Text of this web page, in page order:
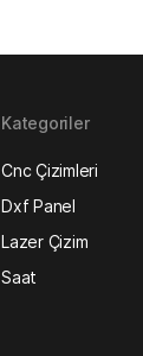
Kategoriler
Cnc Çizimleri
Dxf Panel
Lazer Çizim
Saat